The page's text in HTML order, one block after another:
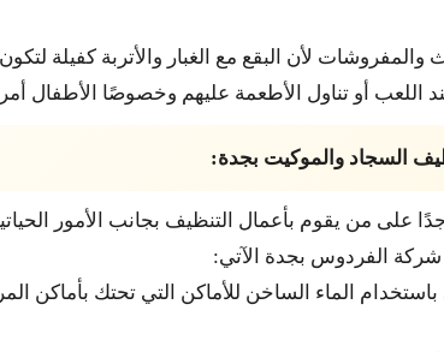
والمفروشات لأن البقع مع الغبار والأتربة كفيلة
اللعب أو تناول الأطعمة عليهم وخصوصًا الأطفال
السجاد والموكيت بجدة:
على من يقوم بأعمال التنظيف بجانب الأمور
شركة الفردوس بجدة الآتي:
الماء الساخن للأماكن التي تحتك بأماكن